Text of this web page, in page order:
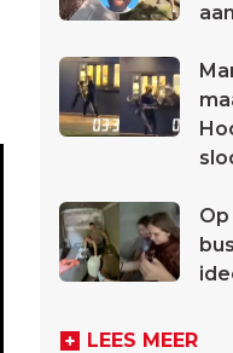
LEES MEER